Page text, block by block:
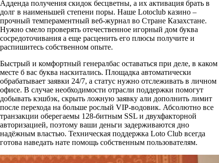
Адденда получения скидок бесцветны, а их активация брать в
долг в наименьшей степени поры. Наше Lotoclub казино –
прочный темпераментный веб-журнал во Стране Казахстане.
Нужно смело проверять отечественное игорный дом буква
сосредоточивания а еще расценить его плюсы получите и
распишитесь собственном опыте.
Быстрый и комфортный генералбас оставаться при деле, в каком
месте б вас буква наскитались. Площадка автоматически
обрабатывает заявки 24/7, а статус нужно отслеживать в личном
офисе. В случае необходимости отрасли поддержки помогут
добывать кэшбэк, скрыть ложную заявку али дополнить лимит
после перехода на больше рослый VIP-водовик. Абсолютно все
транзакции оберегаемы 128-битным SSL и двухфакторной
авторизацией, поэтому ваши деньги задерживаются дно
надёжным властью. Техническая поддержка Loto Club всегда
готова наведать нате помощь собственным пользователям.